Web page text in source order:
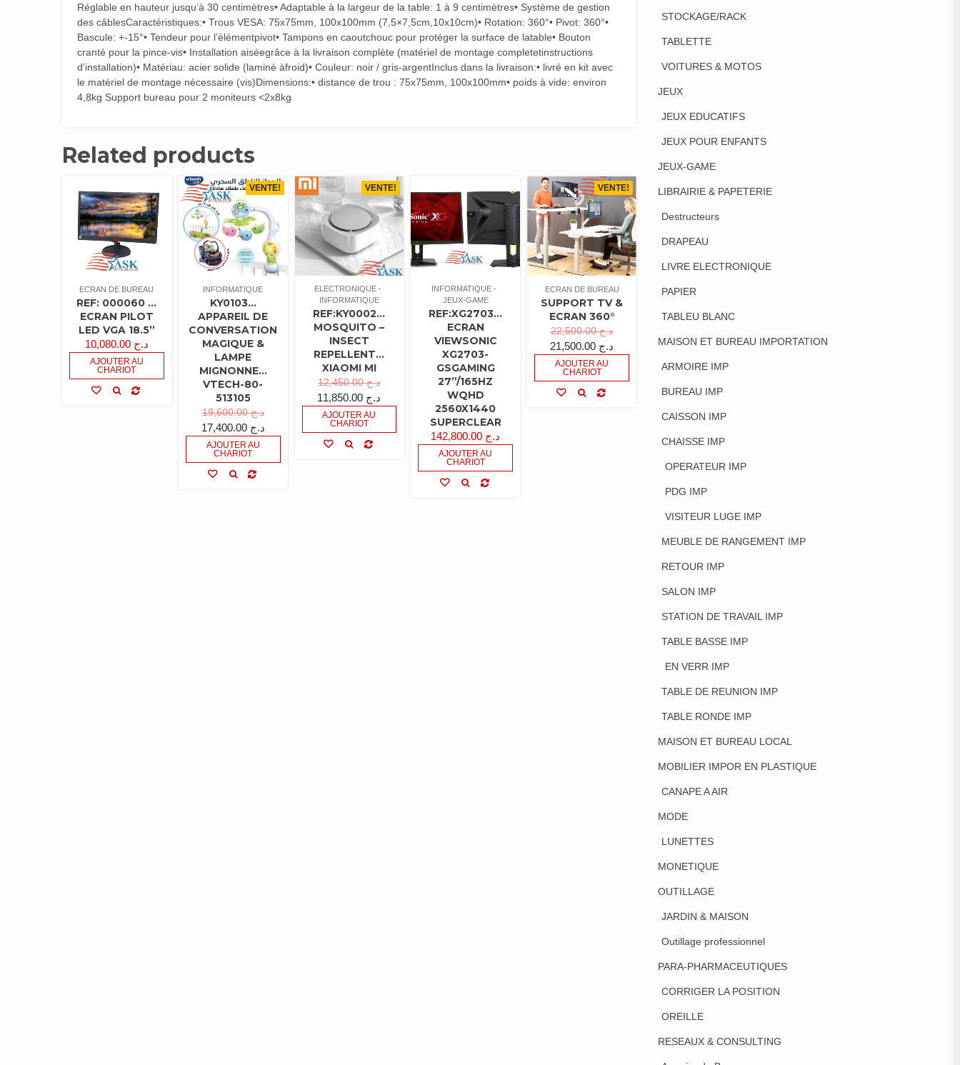
Réglable en hauteur jusqu’à 30 centimètres• Adaptable à la largeur de la table: 1 à 9 centimètres• Système de gestion
des câblesCaractéristiques:• Trous VESA: 75x75mm, 100x100mm (7,5×7,5cm,10x10cm)• Rotation: 360°• Pivot: 360°•
Bascule: +-15°• Tendeur pour l’élémentpivot• Tampons en caoutchouc pour protéger la surface de latable• Bouton
cranté pour la pince-vis• Installation aiséegrâce à la livraison complète (matériel de montage completetinstructions
d’installation)• Matériau: acier solide (laminé àfroid)• Couleur: noir / gris-argentInclus dans la livraison:• livré en kit avec
le matériel de montage nécessaire (vis)Dimensions:• distance de trou : 75x75mm, 100x100mm• poids à vide: environ
4,8kg Support bureau pour 2 moniteurs <2x8kg
Related products
ECRAN DE BUREAU
REF: 000060 …
ECRAN PILOT
LED VGA 18.5’’
د.ج 10,080.00
AJOUTER AU
CHARIOT
VENTE!
INFORMATIQUE
KY0103…
APPAREIL DE
CONVERSATION
MAGIQUE &
LAMPE
MIGNONNE…
VTECH-80-
513105
د.ج19,600.00
د.ج 17,400.00
AJOUTER AU
CHARIOT
VENTE!
ELECTRONIQUE
INFORMATIQUE
REF:KY0002…
MOSQUITO –
INSECT
REPELLENT…
XIAOMI MI
د.ج12,450.00
د.ج
AJOUTER AU
CHARIOT
INFORMATIQUE
JEUX-GAME
REF:XG2703…
ECRAN
VIEWSONIC
XG2703-
GSGAMING
27”/165HZ
WQHD
2560X1440
SUPERCLEAR
د.ج
AJOUTER AU
CHARIOT
VENTE!
ECRAN DE BUREAU
SUPPORT TV &
ECRAN 360°
د.ج22,500.00
د.ج
AJOUTER AU
CHARIOT
STOCKAGE/RACK
TABLETTE
VOITURES & MOTOS
JEUX
JEUX EDUCATIFS
JEUX POUR ENFANTS
JEUX-GAME
LIBRAIRIE & PAPETERIE
Destructeurs
DRAPEAU
LIVRE ELECTRONIQUE
PAPIER
TABLEU BLANC
MAISON ET BUREAU IMPORTATION
ARMOIRE IMP
BUREAU IMP
CAISSON IMP
CHAISSE IMP
OPERATEUR IMP
PDG IMP
VISITEUR LUGE IMP
MEUBLE DE RANGEMENT IMP
RETOUR IMP
SALON IMP
STATION DE TRAVAIL IMP
TABLE BASSE IMP
EN VERR IMP
TABLE DE REUNION IMP
TABLE RONDE IMP
MAISON ET BUREAU LOCAL
MOBILIER IMPOR EN PLASTIQUE
CANAPE A AIR
MODE
LUNETTES
MONETIQUE
OUTILLAGE
JARDIN & MAISON
Outillage professionnel
PARA-PHARMACEUTIQUES
CORRIGER LA POSITION
OREILLE
RESEAUX & CONSULTING